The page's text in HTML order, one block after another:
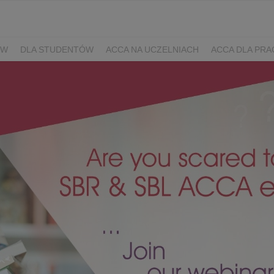
DLA STUDENTÓW ACCA NA UCZELNIACH ACCA DLA